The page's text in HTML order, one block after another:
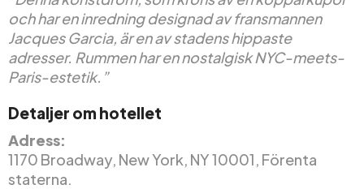
och har en inredning designad av fransmannen
Jacques Garcia, är en av stadens hippaste
adresser. Rummen har en nostalgisk NYC-meets-
Paris-estetik.”
Detaljer om hotellet
Adress:
1170 Broadway, New York, NY 10001, Förenta
staterna.